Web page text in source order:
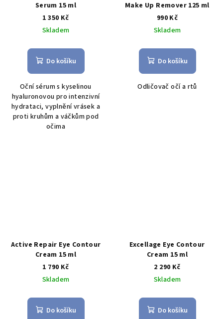
Serum 15 ml
1 350 Kč
Skladem
Do košíku
Oční sérum s kyselinou
hyaluronovou pro intenzivní
hydrataci, vyplnění vrásek a
proti kruhům a váčkům pod
očima
Make Up Remover 125 ml
990 Kč
Skladem
Do košíku
Odličovač očí a rtů
Active Repair Eye Contour
Cream 15 ml
1 790 Kč
Skladem
Do košíku
Excellage Eye Contour
Cream 15 ml
2 290 Kč
Skladem
Do košíku